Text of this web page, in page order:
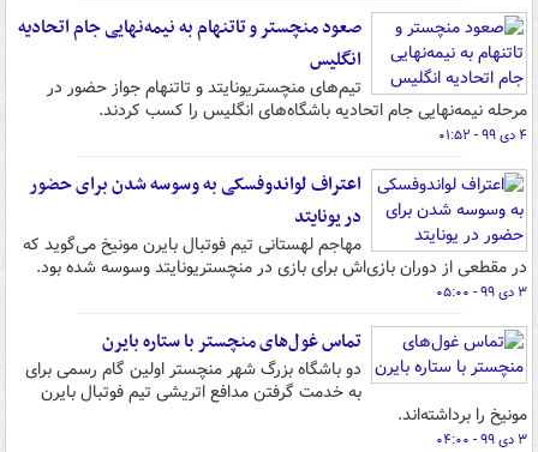
صعود منچستر و تاتنهام به نیمه‌نهایی جام اتحادیه
انگلیس
تیم‌های منچستریونایتد و تاتنهام جواز حضور در
مرحله نیمه‌نهایی جام اتحادیه باشگاه‌های انگلیس را کسب کردند.
۴ دی ۹۹ - ۰۱:۵۲
اعتراف لواندوفسکی به وسوسه شدن برای حضور
در یونایتد
مهاجم لهستانی تیم فوتبال بایرن مونیخ می‌گوید که
در مقطعی از دوران بازی‌اش برای بازی در منچستریونایتد وسوسه شده بود.
۳ دی ۹۹ - ۰۵:۰۰
تماس غول‌های منچستر با ستاره بایرن
دو باشگاه بزرگ شهر منچستر اولین گام رسمی برای
به خدمت گرفتن مدافع اتریشی تیم فوتبال بایرن
مونیخ را برداشته‌اند.
۳ دی ۹۹ - ۰۴:۰۰